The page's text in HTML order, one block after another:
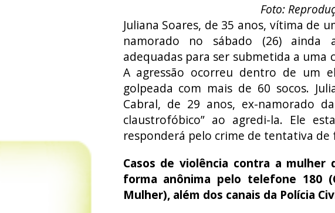
Foto:
Juliana Soares, de 35 anos, vítima de
namorado no sábado (26) ainda
adequadas para ser submetida a
A agressão ocorreu dentro de um
golpeada com mais de 60 socos.
Cabral, de 29 anos, ex-namorado
claustrofóbico” ao agredi-la. Ele
responderá pelo crime de tentativa de
Casos de violência contra a mulher
forma anônima pelo telefone 180
Mulher), além dos canais da Polícia